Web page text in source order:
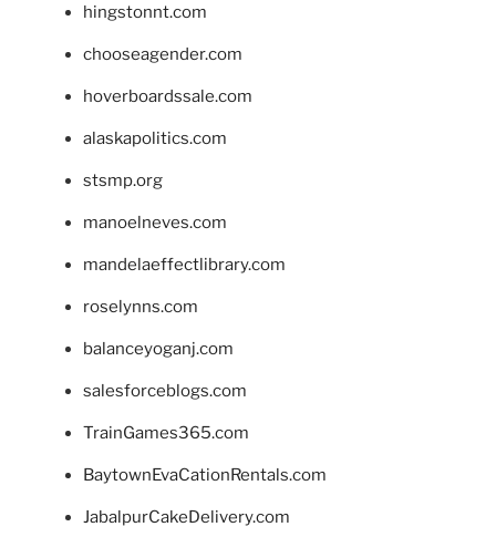
hingstonnt.com
chooseagender.com
hoverboardssale.com
alaskapolitics.com
stsmp.org
manoelneves.com
mandelaeffectlibrary.com
roselynns.com
balanceyoganj.com
salesforceblogs.com
TrainGames365.com
BaytownEvaCationRentals.com
JabalpurCakeDelivery.com